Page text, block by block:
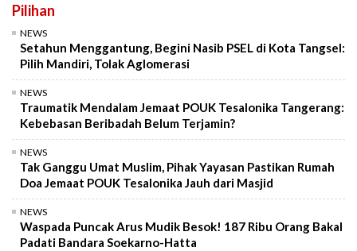
Pilihan
NEWS
Setahun Menggantung, Begini Nasib PSEL di Kota Tangsel:
Pilih Mandiri, Tolak Aglomerasi
NEWS
Traumatik Mendalam Jemaat POUK Tesalonika Tangerang:
Kebebasan Beribadah Belum Terjamin?
NEWS
Tak Ganggu Umat Muslim, Pihak Yayasan Pastikan Rumah
Doa Jemaat POUK Tesalonika Jauh dari Masjid
NEWS
Waspada Puncak Arus Mudik Besok! 187 Ribu Orang Bakal
Padati Bandara Soekarno-Hatta